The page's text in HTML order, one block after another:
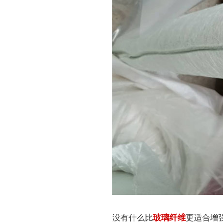
没有什么比玻璃纤维更适合增